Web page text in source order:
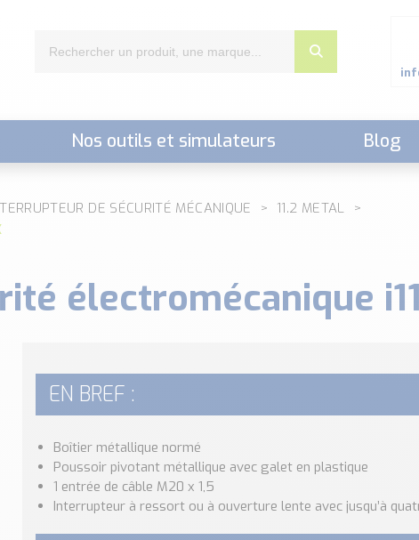
Nos outils et simulateurs Blog
DE SÉCURITÉ MÉCANIQUE
11.2 METAL
électromécanique
EN BREF :
Boîtier métallique normé
Poussoir pivotant métallique avec galet en plastique
1 entrée de câble M20 x 1,5
Interrupteur à ressort ou à ouverture lente avec jusqu’à